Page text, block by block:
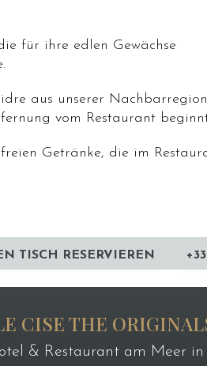
für ihre edlen Gewächse
aus unserer Nachbarregion
vom Restaurant
Getränke, die im
TISCH RESERVIEREN
CISE THE
& Restaurant am Meer